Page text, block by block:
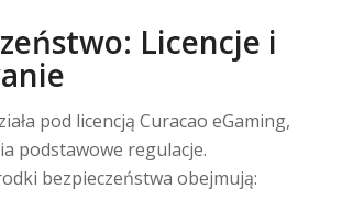
Licencje i
pod licencją Curacao eGaming,
podstawowe regulacje.
bezpieczeństwa obejmują: